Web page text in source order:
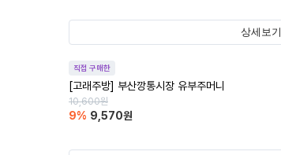
상세보기
직접 구매한
[고래주방] 부산깡통시장 유부주머니
10,600원
9% 9,570원